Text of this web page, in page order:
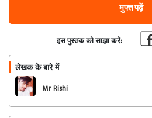
मुफ्त पढ़ें
इस पुस्तक को साझा करें:
लेखक के बारे में
Mr Rishi